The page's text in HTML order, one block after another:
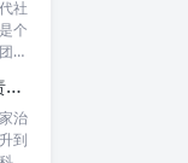
社
个
队
锚定正确政绩坐标 践行公职责任担当：新时代国家治理的基石
治
到